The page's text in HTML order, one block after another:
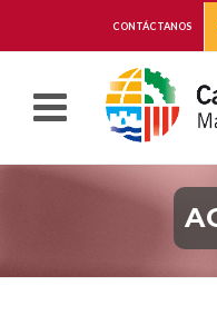
CONTÁCTANOS